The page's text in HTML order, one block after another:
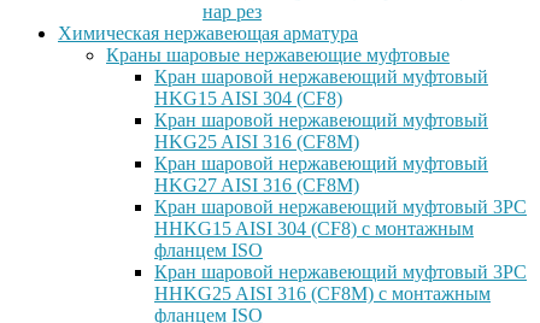
нар рез
Химическая нержавеющая арматура
Краны шаровые нержавеющие муфтовые
Кран шаровой нержавеющий муфтовый
HKG15 AISI 304 (CF8)
Кран шаровой нержавеющий муфтовый
HKG25 AISI 316 (CF8M)
Кран шаровой нержавеющий муфтовый
HKG27 AISI 316 (CF8M)
Кран шаровой нержавеющий муфтовый 3PC
HHKG15 AISI 304 (CF8) с монтажным
фланцем ISO
Кран шаровой нержавеющий муфтовый 3PC
HHKG25 AISI 316 (CF8M) с монтажным
фланцем ISO